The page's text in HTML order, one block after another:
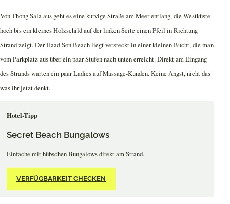
Von Thong Sala aus geht es eine kurvige Straße am Meer entlang, die Westküste
hoch bis ein kleines Holzschild auf der linken Seite einen Pfeil in Richtung
Strand zeigt. Der Haad Son Beach liegt versteckt in einer kleinen Bucht, die man
vom Parkplatz aus über ein paar Stufen nach unten erreicht. Direkt am Eingang
des Strands warten ein paar Ladies auf Massage-Kunden. Keine Angst, nicht das
was ihr jetzt denkt.
Hotel-Tipp
Secret Beach Bungalows
Einfache mit hübschen Bungalows direkt am Strand.
VERFÜGBARKEIT CHECKEN